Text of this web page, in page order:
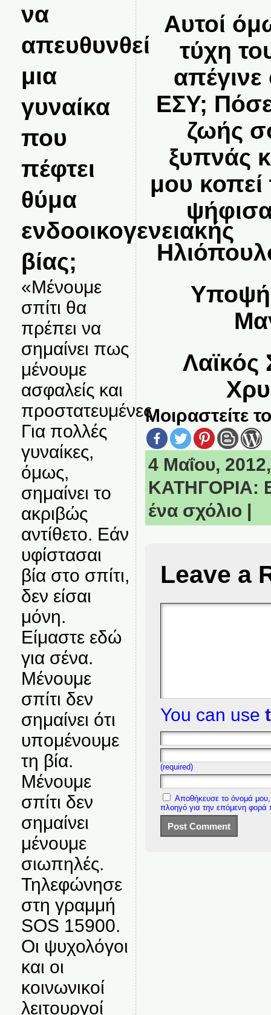
να
απευθυνθεί
μια
γυναίκα
που
πέφτει
θύμα
ενδοοικογενειακής
βίας;
«Μένουμε
σπίτι θα
πρέπει να
σημαίνει πως
μένουμε
ασφαλείς και
προστατευμένες.
Για πολλές
γυναίκες,
όμως,
σημαίνει το
ακριβώς
αντίθετο. Εάν
υφίστασαι
βία στο σπίτι,
δεν είσαι
μόνη.
Είμαστε εδώ
για σένα.
Μένουμε
σπίτι δεν
σημαίνει ότι
υπομένουμε
τη βία.
Μένουμε
σπίτι δεν
σημαίνει
μένουμε
σιωπηλές.
Τηλεφώνησε
στη γραμμή
SOS 15900.
Οι ψυχολόγοι
και οι
κοινωνικοί
λειτουργοί
Αυτοί
τύχη
ΕΣΥ;
ζωής
ξυπνάς
μου κοπεί
Λαϊκός
Μοιραστείτε
4 Μαΐου,
ΚΑΤΗΓΟΡΙΑ:
ένα σχόλιο
Leave a
You can use
(required)
Αποθήκευσε το όνομά μου,
πλοηγό για την επόμενη